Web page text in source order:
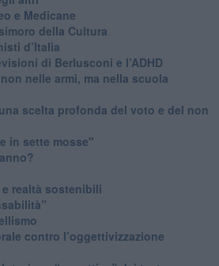
e Medicane
della Cultura
d’Italia
di Berlusconi e l’ADHD
nelle armi, ma nella scuola
scelta profonda del voto e del non
in sette mosse"
realtà sostenibili
contro l’oggettivizzazione